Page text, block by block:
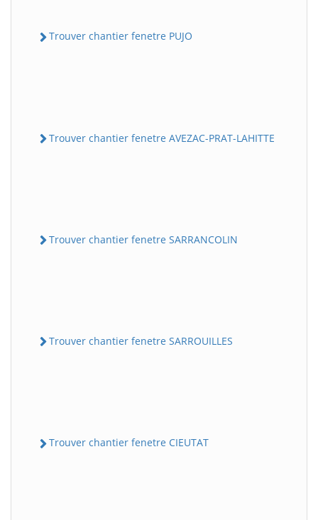
Trouver chantier fenetre PUJO
Trouver chantier fenetre AVEZAC-PRAT-LAHITTE
Trouver chantier fenetre SARRANCOLIN
Trouver chantier fenetre SARROUILLES
Trouver chantier fenetre CIEUTAT